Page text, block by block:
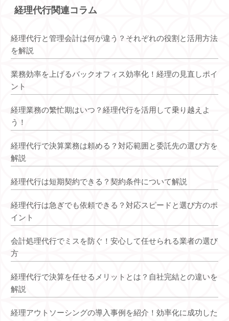
経理代行関連コラム
経理代行と管理会計は何が違う？それぞれの役割と活用方法
を解説
業務効率を上げるバックオフィス効率化！経理の見直しポイ
ント
経理業務の繁忙期はいつ？経理代行を活用して乗り越えよ
う！
経理代行で決算業務は頼める？対応範囲と委託先の選び方を
解説
経理代行は短期契約できる？契約条件について解説
経理代行は急ぎでも依頼できる？対応スピードと選び方のポ
イント
会計処理代行でミスを防ぐ！安心して任せられる業者の選び
方
経理代行で決算を任せるメリットとは？自社完結との違いを
解説
経理アウトソーシングの導入事例を紹介！効率化に成功した